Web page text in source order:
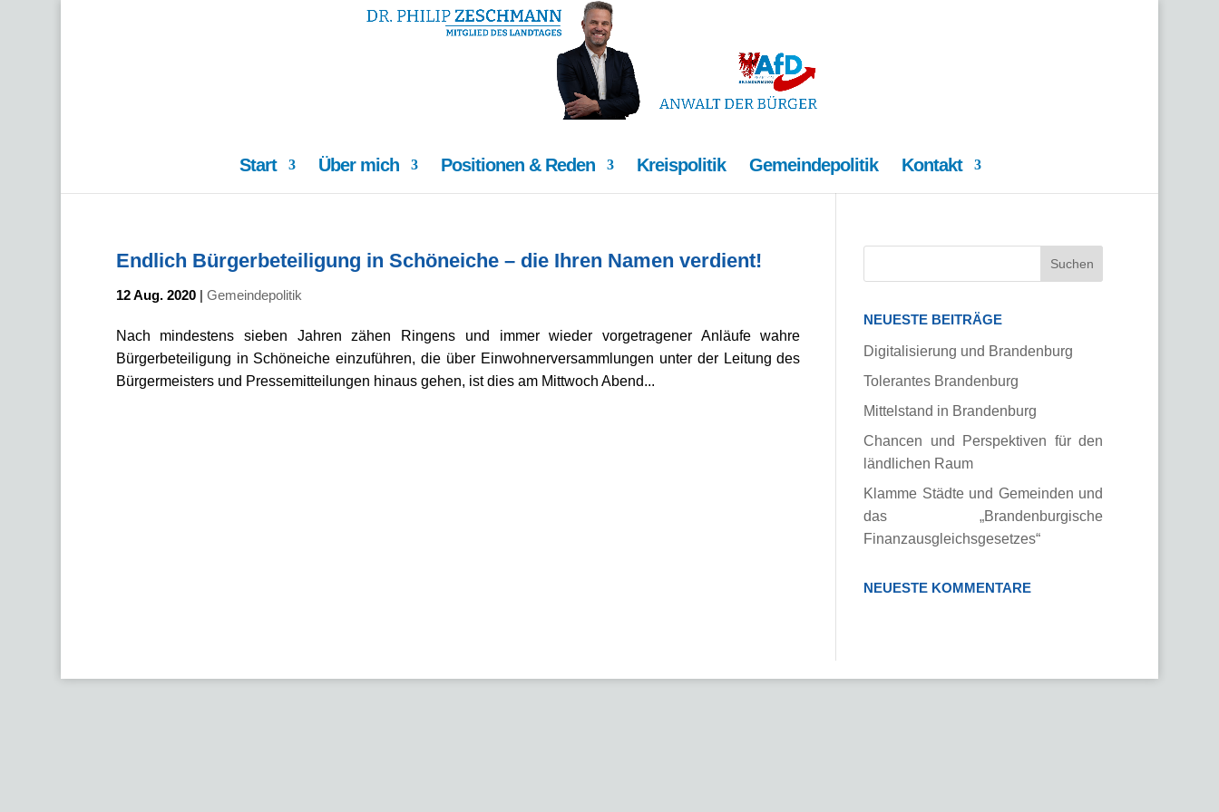
Start Über mich Positionen & Reden Kreispolitik Gemeindepolitik Kontakt
Endlich Bürgerbeteiligung in Schöneiche – die Ihren Namen verdient!
12 Aug. 2020| Gemeindepolitik
Nach mindestens sieben Jahren zähen Ringens und immer wieder vorgetragener Anläufe wahre
Bürgerbeteiligung in Schöneiche einzuführen, die über Einwohnerversammlungen unter der Leitung des
Bürgermeisters und Pressemitteilungen hinaus gehen, ist dies am Mittwoch Abend...
NEUESTE BEITRÄGE
Digitalisierung und Brandenburg
Tolerantes Brandenburg
Mittelstand in Brandenburg
Chancen und Perspektiven für den
ländlichen Raum
Klamme Städte und Gemeinden und
das „Brandenburgische
Finanzausgleichsgesetzes“
NEUESTE KOMMENTARE